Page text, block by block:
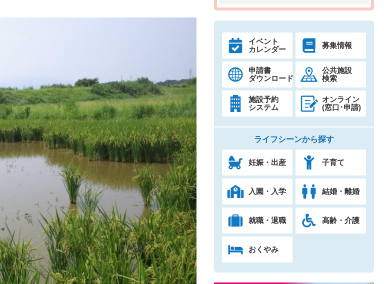
イベント
カレンダー
募集情報
申請書
ダウンロード
公共施設
検索
施設予約
システム
オンライン
(窓口･申請)
ライフシーンから探す
妊娠・出産 子育て
入園・入学 結婚・離婚
就職・退職 高齢・介護
おくやみ